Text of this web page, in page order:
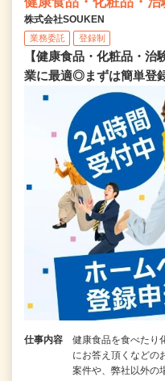
株式会社SOUKEN
業務委託 登録制
【健康食品・化粧品・治
業に最適◎まずは簡単登
仕事内容
健康食品を食べたり
にお答え頂くなどの
案件や、弊社以外の